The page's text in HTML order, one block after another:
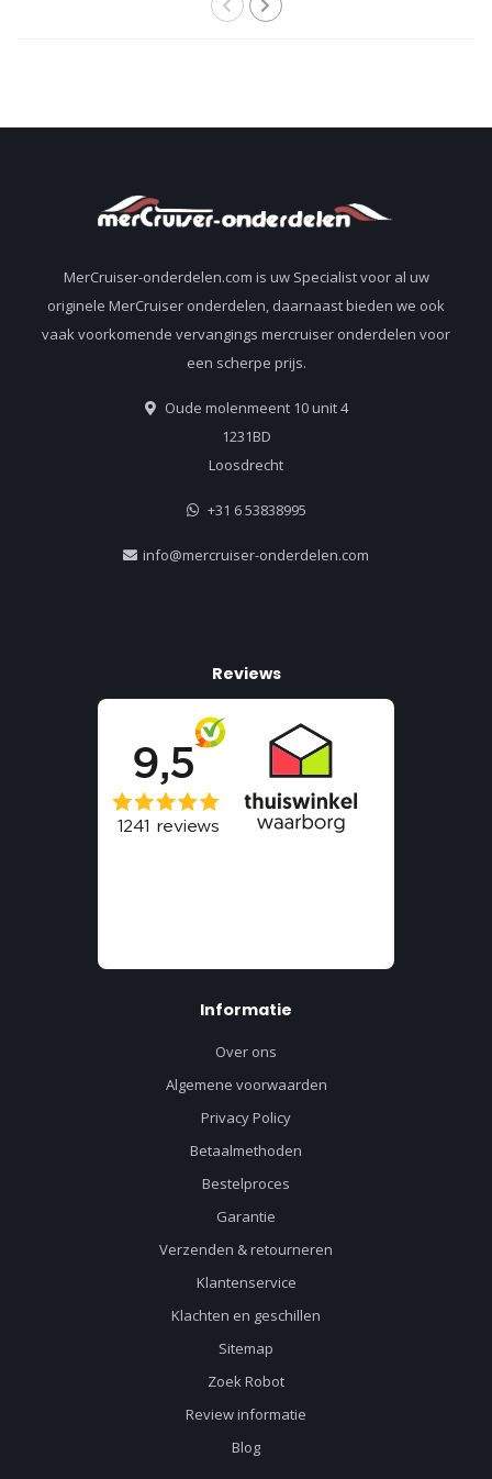
MerCruiser-onderdelen.com is uw Specialist voor al uw
originele MerCruiser onderdelen, daarnaast bieden we ook
vaak voorkomende vervangings mercruiser onderdelen voor
een scherpe prijs.
Oude molenmeent 10 unit 4
1231BD
Loosdrecht
+31 6 53838995
info@mercruiser-onderdelen.com
Reviews
Informatie
Over ons
Algemene voorwaarden
Privacy Policy
Betaalmethoden
Bestelproces
Garantie
Verzenden & retourneren
Klantenservice
Klachten en geschillen
Sitemap
Zoek Robot
Review informatie
Blog